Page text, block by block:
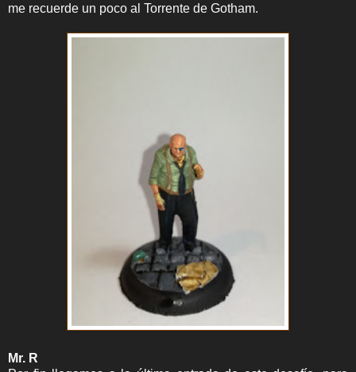
me recuerde un poco al Torrente de Gotham.
Mr. R